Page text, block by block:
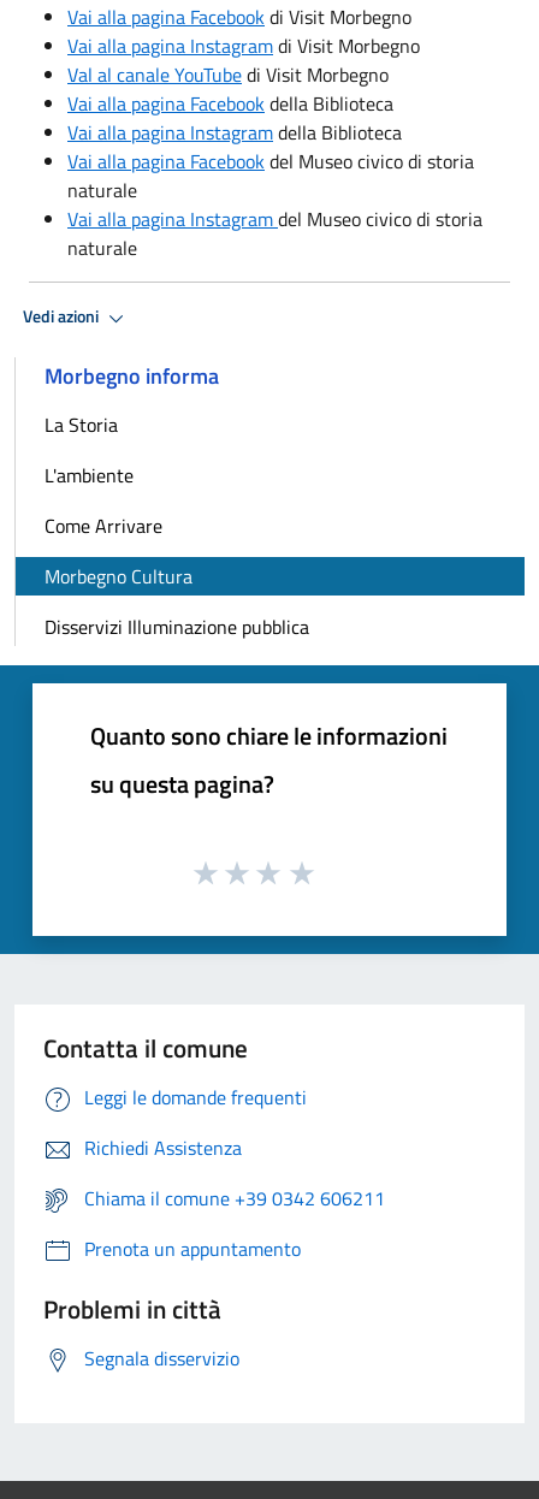
Vai alla pagina Facebookdi Visit Morbegno
Vai alla pagina Instagramdi Visit Morbegno
Val al canale YouTubedi Visit Morbegno
Vai alla pagina Facebookdella Biblioteca
Vai alla pagina Instagramdella Biblioteca
Vai alla pagina Facebookdel Museo civico di storia
naturale
Vai alla pagina Instagramdel Museo civico di storia
naturale
Vedi azioni
Morbegno informa
La Storia
L'ambiente
Come Arrivare
Morbegno Cultura
Disservizi Illuminazione pubblica
Quanto sono chiare le informazioni
su questa pagina?
Contatta il comune
Leggi le domande frequenti
Richiedi Assistenza
Chiama il comune +39 0342 606211
Prenota un appuntamento
Problemi in città
Segnala disservizio